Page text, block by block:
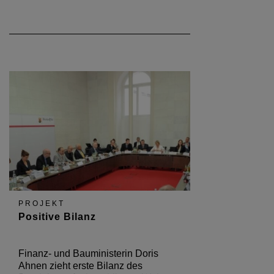
PROJEKT
Positive Bilanz
Bündnisses für bezahlbares Wohnen
und Bauen.